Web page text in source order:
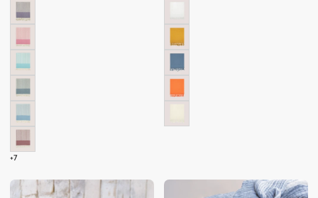
PEMBE
TURKUAZ
PETROL
BORDO
+7
MAVI
KREM